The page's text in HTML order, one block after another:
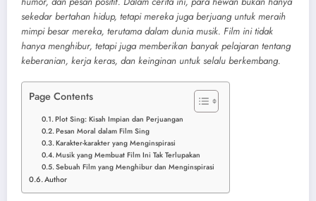
sekedar bertahan hidup, tetapi mereka juga berjuang untuk meraih
mimpi besar mereka, terutama dalam dunia musik. Film ini tidak
hanya menghibur, tetapi juga memberikan banyak pelajaran tentang
keberanian, kerja keras, dan keinginan untuk selalu berkembang.
Page Contents
Plot Sing: Kisah Impian dan Perjuangan
Pesan Moral dalam Film Sing
Karakter-karakter yang Menginspirasi
Musik yang Membuat Film Ini Tak Terlupakan
Sebuah Film yang Menghibur dan Menginspirasi
Author